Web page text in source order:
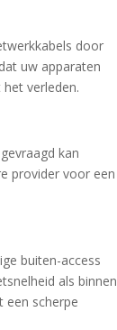
door
uw apparaten
verleden.
kan
provider voor een
buiten-access
als binnen
een scherpe